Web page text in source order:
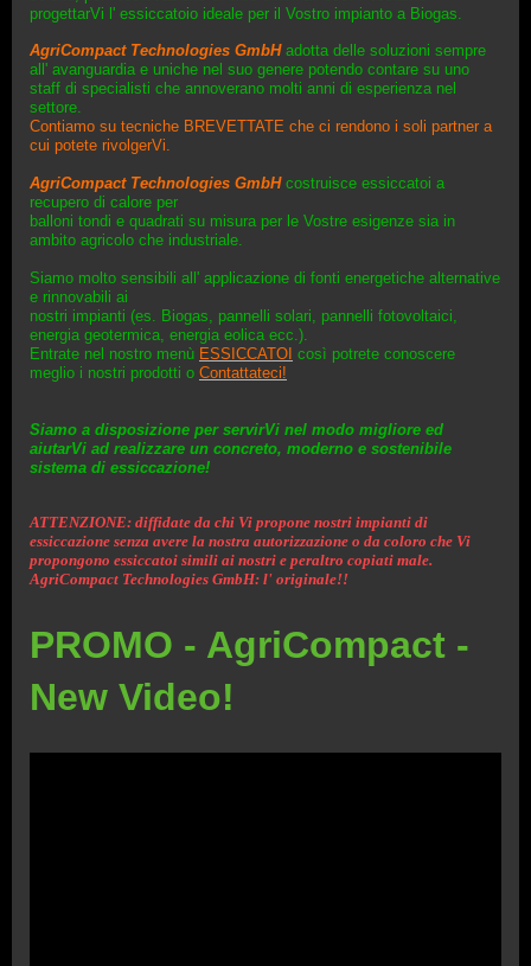
progettarVi l' essiccatoio ideale per il Vostro impianto a Biogas.
AgriCompact Technologies GmbH adotta delle soluzioni sempre
all' avanguardia e uniche nel suo genere potendo contare su uno
staff di specialisti che annoverano molti anni di esperienza nel
settore.
Contiamo su tecniche BREVETTATE che ci rendono i soli partner a
cui potete rivolgerVi.
AgriCompact Technologies GmbH costruisce essiccatoi a
recupero di calore per
balloni tondi e quadrati su misura per le Vostre esigenze sia in
ambito agricolo che industriale.
Siamo molto sensibili all' applicazione di fonti energetiche alternative
e rinnovabili ai
nostri impianti (es. Biogas, pannelli solari, pannelli fotovoltaici,
energia geotermica, energia eolica ecc.).
Entrate nel nostro menù ESSICCATOI così potrete conoscere
meglio i nostri prodotti o Contattateci!
Siamo a disposizione per servirVi nel modo migliore ed
aiutarVi ad realizzare un concreto, moderno e sostenibile
sistema di essiccazione!
ATTENZIONE: diffidate da chi Vi propone nostri impianti di
essiccazione senza avere la nostra autorizzazione o da coloro che Vi
propongono essiccatoi simili ai nostri e peraltro copiati male.
AgriCompact Technologies GmbH: l' originale!!
PROMO - AgriCompact -
New Video!